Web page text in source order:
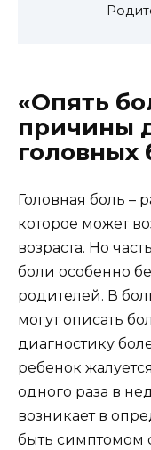
«Опять
причины
головных
Головная боль –
которое может
возраста. Но
боли особенно
родителей. В
могут описать
диагностику
ребенок
одного раза в
возникает в
быть симптомом